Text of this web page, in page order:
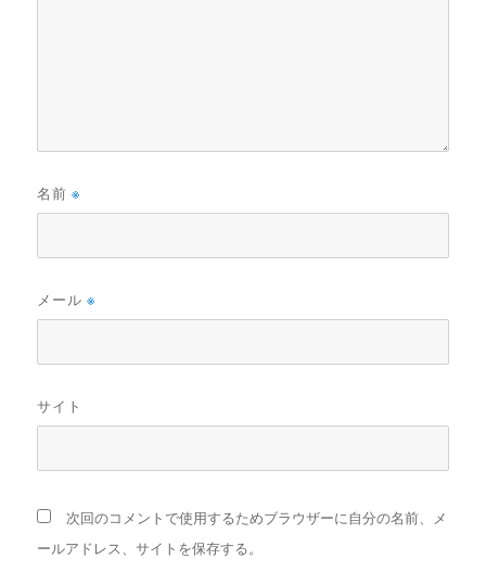
名前※
メール※
サイト
次回のコメントで使用するためブラウザーに自分の名前、メ
ールアドレス、サイトを保存する。